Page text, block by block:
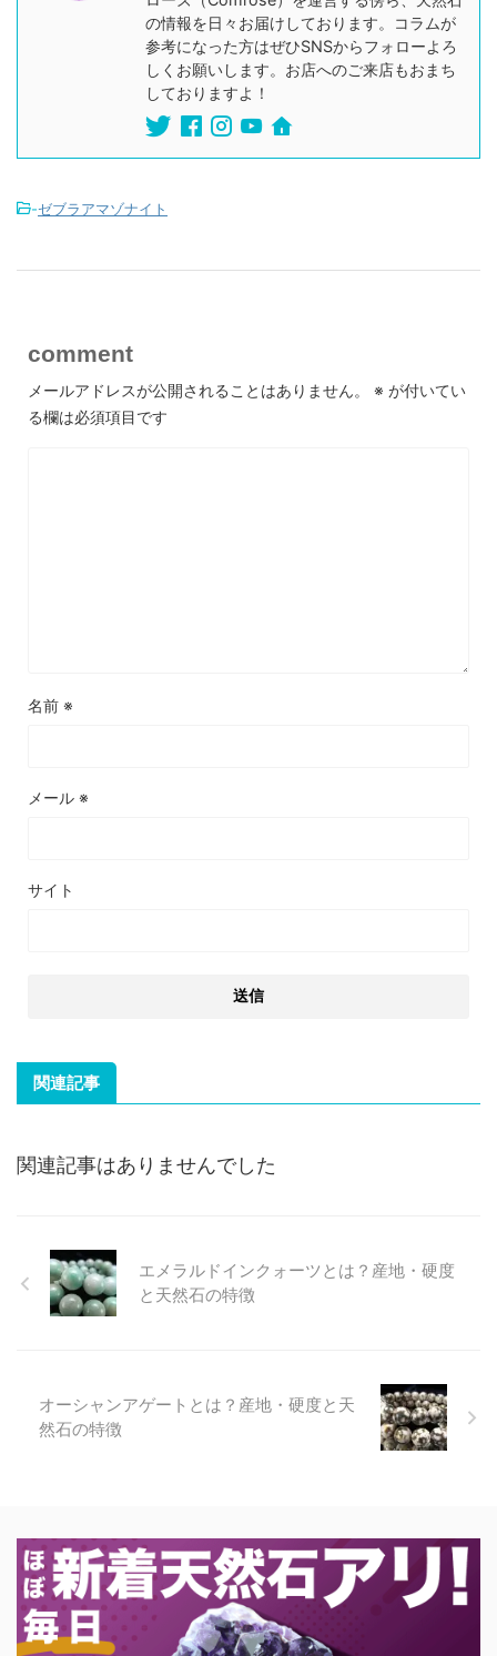
の情報を日々お届けしております。コラムが
参考になった方はぜひSNSからフォローよろ
しくお願いします。お店へのご来店もおまち
しておりますよ！
-ゼブラアマゾナイト
comment
メールアドレスが公開されることはありません。 ※ が付いてい
る欄は必須項目です
名前 ※
メール ※
サイト
関連記事
関連記事はありませんでした
エメラルドインクォーツとは？産地・硬度
と天然石の特徴
オーシャンアゲートとは？産地・硬度と天
然石の特徴